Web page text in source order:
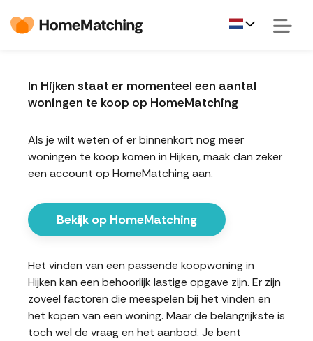
In Hijken staat er momenteel een aantal
woningen te koop op HomeMatching
Als je wilt weten of er binnenkort nog meer
woningen te koop komen in Hijken, maak dan zeker
een account op HomeMatching aan.
Bekijk op HomeMatching
Het vinden van een passende koopwoning in
Hijken kan een behoorlijk lastige opgave zijn. Er zijn
zoveel factoren die meespelen bij het vinden en
het kopen van een woning. Maar de belangrijkste is
toch wel de vraag en het aanbod. Je bent